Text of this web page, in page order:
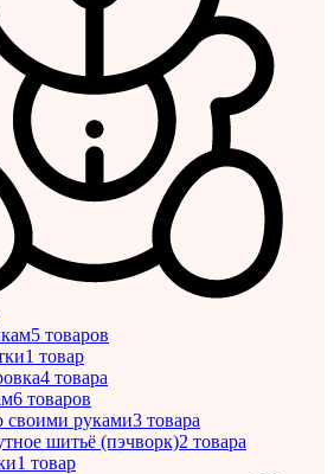
5 товаров
1 товар
4 товара
6 товаров
руками3 товара
шитьё (пэчворк)2 товара
1 товар